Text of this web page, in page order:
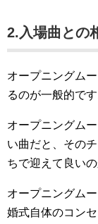
2.入場曲との
オープニングム
るのが一般的です
オープニングム
い曲だと、その
ちで迎えて良い
オープニングム
婚式自体のコン